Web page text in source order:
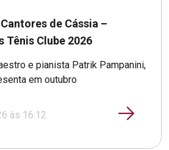
de Cássia –
Tênis Clube 2026
e pianista Patrik Pampanini,
em outubro
às 16:12